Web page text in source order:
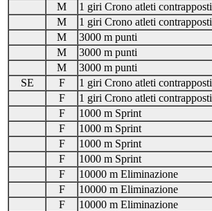
M
1 giri Crono atleti contrapposti
M
1 giri Crono atleti contrapposti
M
3000 m punti
M
3000 m punti
M
3000 m punti
SE
F 1 giri Crono atleti contrapposti
F
1 giri Crono atleti contrapposti
F
1000 m Sprint
F
1000 m Sprint
F
1000 m Sprint
F
1000 m Sprint
F
10000 m Eliminazione
F
10000 m Eliminazione
F
10000 m Eliminazione